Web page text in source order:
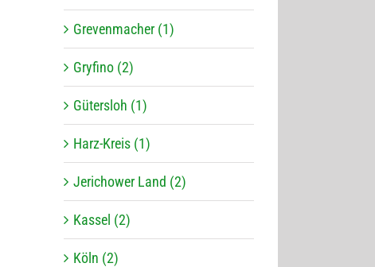
Grevenmacher (1)
Gryfino (2)
Gütersloh (1)
Harz-Kreis (1)
Jerichower Land (2)
Kassel (2)
Köln (2)